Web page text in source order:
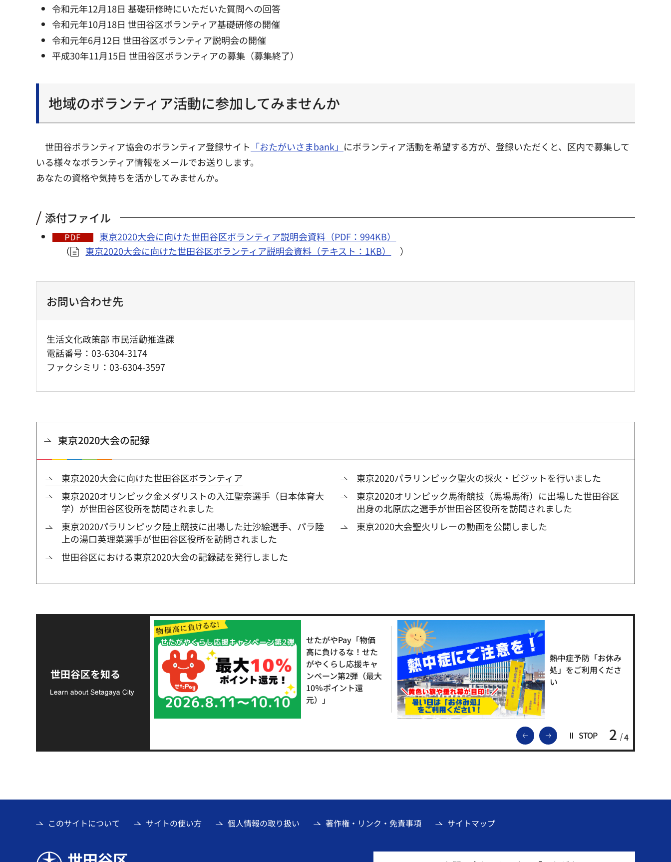
令和元年12月18日 基礎研修時にいただいた質問への回答
令和元年10月18日 世田谷区ボランティア基礎研修の開催
令和元年6月12日 世田谷区ボランティア説明会の開催
平成30年11月15日 世田谷区ボランティアの募集（募集終了）
地域のボランティア活動に参加してみませんか
世田谷ボランティア協会のボランティア登録サイト 「おたがいさまbank」 にボランティア活動を希望する方が、登録いただくと、区内で募集して
いる様々なボランティア情報をメールでお送りします。
あなたの資格や気持ちを活かしてみませんか。
添付ファイル
東京2020大会に向けた世田谷区ボランティア説明会資料（PDF：994KB）
（
東京2020大会に向けた世田谷区ボランティア説明会資料（テキスト：1KB） ）
お問い合わせ先
生活文化政策部 市民活動推進課
電話番号：03-6304-3174
ファクシミリ：03-6304-3597
東京2020大会の記録
東京2020大会に向けた世田谷区ボランティア
東京2020パラリンピック聖火の採火・ビジットを行いました
東京2020オリンピック金メダリストの入江聖奈選手（日本体育大
学）が世田谷区役所を訪問されました
東京2020オリンピック馬術競技（馬場馬術）に出場した世田谷区
出身の北原広之選手が世田谷区役所を訪問されました
東京2020パラリンピック陸上競技に出場した辻沙絵選手、パラ陸
上の湯口英理菜選手が世田谷区役所を訪問されました
東京2020大会聖火リレーの動画を公開しました
世田谷区における東京2020大会の記録誌を発行しました
世田谷区を知る
前のスライドを表示
次のスライドを表示
STOP 2 4
支援金の募集につい
て
せたがやPay「物価
高に負けるな！せた
がやくらし応援キャ
ンペーン第2弾（最大
10％ポイント還
元）」
熱中症予防「お休み
処」をご利用くださ
い
このサイトについて サイトの使い方 個人情報の取り扱い 著作権・リンク・免責事項 サイトマップ